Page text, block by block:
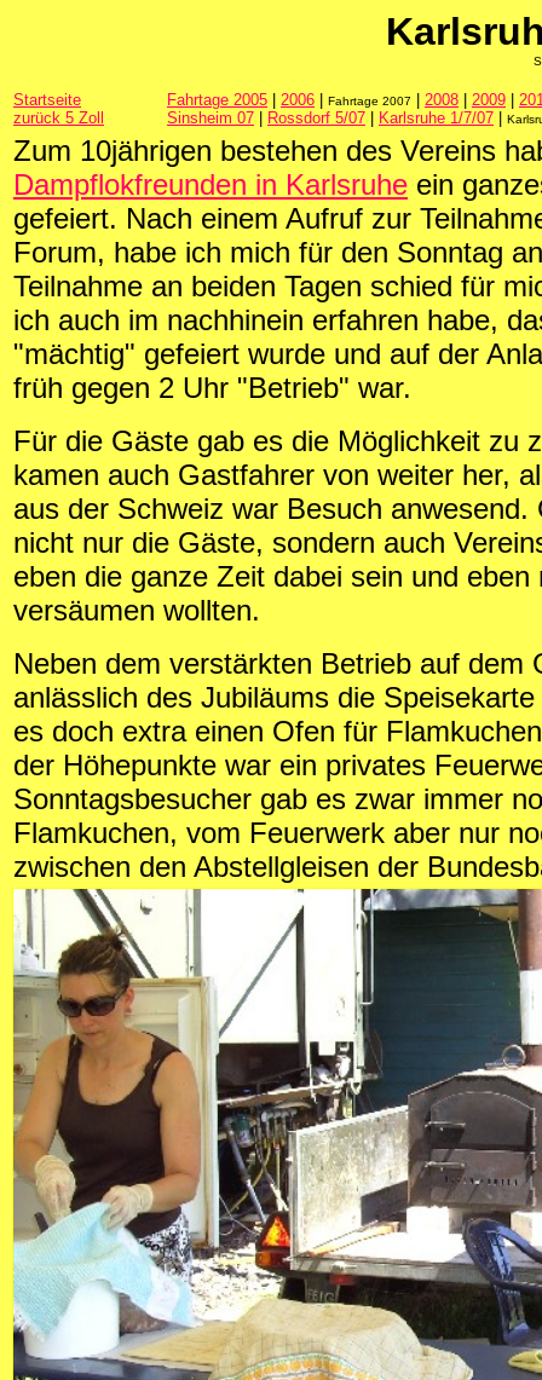
Startseite
zurück 5 Zoll
Fahrtage 2005 2006 Fahrtage 2007 2008 2009
Sinsheim 07
Rossdorf 5/07 Karlsruhe 1/7/07
Zum 10jährigen bestehen des Vereins
Dampflokfreunden in Karlsruhe ein
gefeiert. Nach einem Aufruf zur
Forum, habe ich mich für den Sonntag
Teilnahme an beiden Tagen schied für
ich auch im nachhinein erfahren habe,
"mächtig" gefeiert wurde und auf der
früh gegen 2 Uhr "Betrieb" war.
Für die Gäste gab es die Möglichkeit zu
kamen auch Gastfahrer von weiter her,
aus der Schweiz war Besuch anwesend.
nicht nur die Gäste, sondern auch
eben die ganze Zeit dabei sein und eben
versäumen wollten.
Neben dem verstärkten Betrieb auf dem
anlässlich des Jubiläums die
es doch extra einen Ofen für
der Höhepunkte war ein privates
Sonntagsbesucher gab es zwar immer
Flamkuchen, vom Feuerwerk aber nur
zwischen den Abstellgleisen der